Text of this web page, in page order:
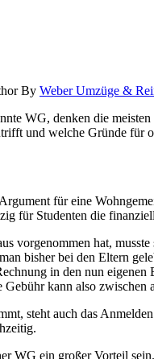
By Weber Umzüge &
WG, denken die
und welche Gründe für
für eine
für Studenten die
vorgenommen hat,
bisher bei den Eltern
in den nun
kann also
steht auch das
WG ein großer Vorteil